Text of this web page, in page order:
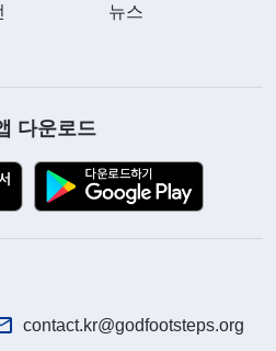
뉴스
다운로드
contact.kr@godfootsteps.org